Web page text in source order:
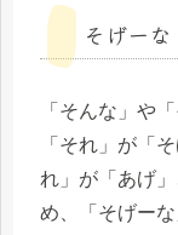
そげーな
「そんな」や
「それ」が「
れ」が「あげ
め、「そげー